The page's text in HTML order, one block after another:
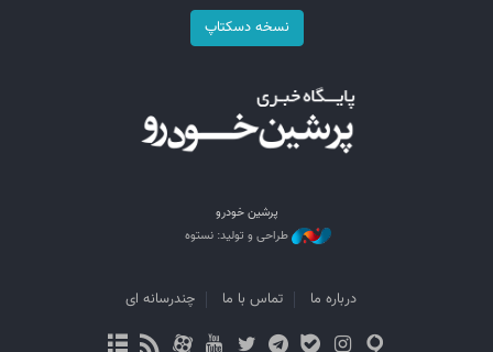
نسخه دسکتاپ
پرشین خودرو
طراحی و تولید: نستوه
درباره ما تماس با ما چندرسانه ای